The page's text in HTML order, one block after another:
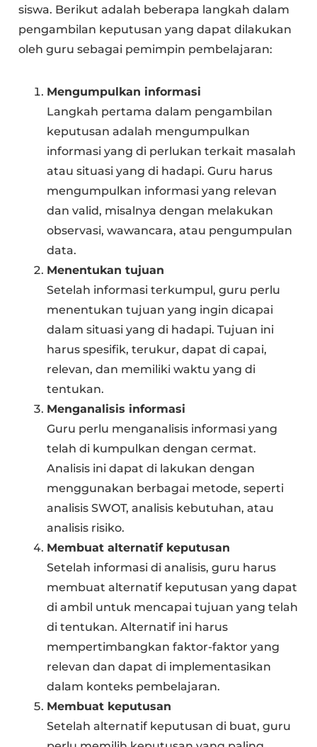
siswa. Berikut adalah beberapa langkah dalam
pengambilan keputusan yang dapat dilakukan
oleh guru sebagai pemimpin pembelajaran:
Mengumpulkan informasi
Langkah pertama dalam pengambilan
keputusan adalah mengumpulkan
informasi yang di perlukan terkait masalah
atau situasi yang di hadapi. Guru harus
mengumpulkan informasi yang relevan
dan valid, misalnya dengan melakukan
observasi, wawancara, atau pengumpulan
data.
Menentukan tujuan
Setelah informasi terkumpul, guru perlu
menentukan tujuan yang ingin dicapai
dalam situasi yang di hadapi. Tujuan ini
harus spesifik, terukur, dapat di capai,
relevan, dan memiliki waktu yang di
tentukan.
Menganalisis informasi
Guru perlu menganalisis informasi yang
telah di kumpulkan dengan cermat.
Analisis ini dapat di lakukan dengan
menggunakan berbagai metode, seperti
analisis SWOT, analisis kebutuhan, atau
analisis risiko.
Membuat alternatif keputusan
Setelah informasi di analisis, guru harus
membuat alternatif keputusan yang dapat
di ambil untuk mencapai tujuan yang telah
di tentukan. Alternatif ini harus
mempertimbangkan faktor-faktor yang
relevan dan dapat di implementasikan
dalam konteks pembelajaran.
Membuat keputusan
Setelah alternatif keputusan di buat, guru